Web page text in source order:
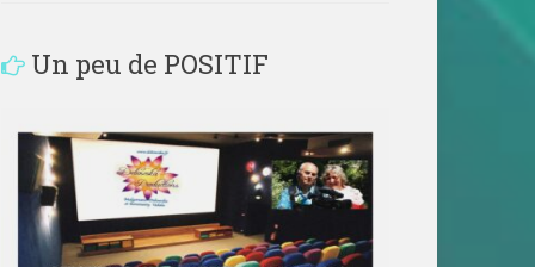
Un peu de POSITIF